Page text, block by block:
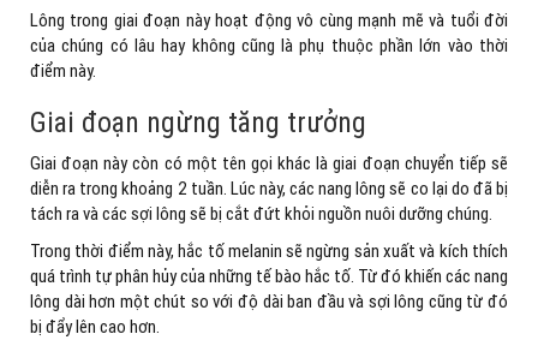
Lông trong giai đoạn này hoạt động vô cùng mạnh mẽ và tuổi đời
của chúng có lâu hay không cũng là phụ thuộc phần lớn vào thời
điểm này.
Giai đoạn ngừng tăng trưởng
Giai đoạn này còn có một tên gọi khác là giai đoạn chuyển tiếp sẽ
diễn ra trong khoảng 2 tuần. Lúc này, các nang lông sẽ co lại do đã bị
tách ra và các sợi lông sẽ bị cắt đứt khỏi nguồn nuôi dưỡng chúng.
Trong thời điểm này, hắc tố melanin sẽ ngừng sản xuất và kích thích
quá trình tự phân hủy của những tế bào hắc tố. Từ đó khiến các nang
lông dài hơn một chút so với độ dài ban đầu và sợi lông cũng từ đó
bị đẩy lên cao hơn.